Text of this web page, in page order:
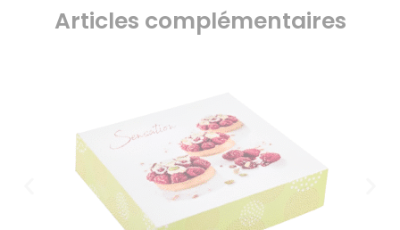
Articles complémentaires